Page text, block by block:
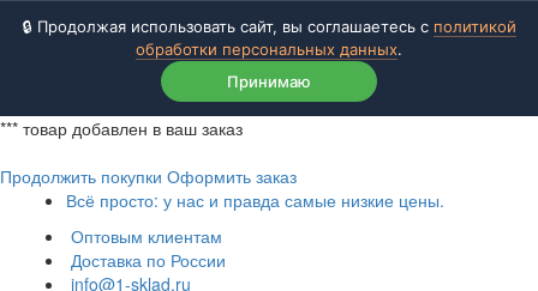
🔒 Продолжая использовать сайт, вы соглашаетесь с политикой
обработки персональных данных.
Принимаю
*** товар добавлен в ваш заказ
Продолжить покупки Оформить заказ
Всё просто: у нас и правда самые низкие цены.
Оптовым клиентам
Доставка по России
info@1-sklad.ru